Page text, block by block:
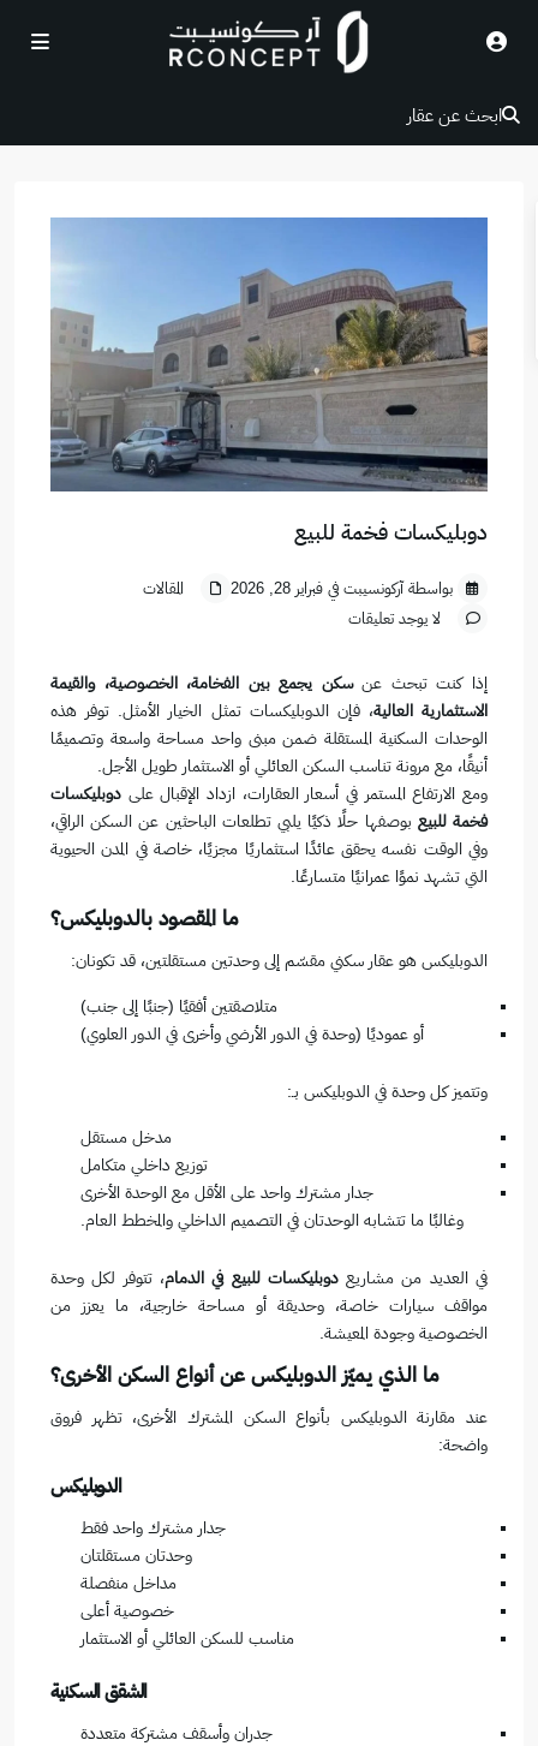
ابحث عن عقار
دوبليكسات فخمة للبيع
بواسطة آركونسيبت في فبراير 28, 2026
المقالات
لا يوجد تعليقات
إذا كنت تبحث عن سكن يجمع بين الفخامة، الخصوصية، والقيمة
الاستثمارية العالية، فإن الدوبليكسات تمثل الخيار الأمثل. توفر هذه
الوحدات السكنية المستقلة ضمن مبنى واحد مساحة واسعة وتصميمًا
أنيقًا، مع مرونة تناسب السكن العائلي أو الاستثمار طويل الأجل.
ومع الارتفاع المستمر في أسعار العقارات، ازداد الإقبال على دوبليكسات
فخمة للبيعبوصفها حلًا ذكيًا يلبي تطلعات الباحثين عن السكن الراقي،
وفي الوقت نفسه يحقق عائدًا استثماريًا مجزيًا، خاصة في المدن الحيوية
التي تشهد نموًا عمرانيًا متسارعًا.
ما المقصود بالدوبليكس؟
الدوبليكس هو عقار سكني مقسّم إلى وحدتين مستقلتين، قد تكونان:
متلاصقتين أفقيًا (جنبًا إلى جنب)
أو عموديًا (وحدة في الدور الأرضي وأخرى في الدور العلوي)
وتتميز كل وحدة في الدوبليكس بـ:
مدخل مستقل
توزيع داخلي متكامل
جدار مشترك واحد على الأقل مع الوحدة الأخرى
وغالبًا ما تتشابه الوحدتان في التصميم الداخلي والمخطط العام.
في العديد من مشاريع دوبليكسات للبيع في الدمام، تتوفر لكل وحدة
مواقف سيارات خاصة، وحديقة أو مساحة خارجية، ما يعزز من
الخصوصية وجودة المعيشة.
ما الذي يميّز الدوبليكس عن أنواع السكن الأخرى؟
عند مقارنة الدوبليكس بأنواع السكن المشترك الأخرى، تظهر فروق
واضحة:
الدوبليكس
جدار مشترك واحد فقط
وحدتان مستقلتان
مداخل منفصلة
خصوصية أعلى
مناسب للسكن العائلي أو الاستثمار
الشقق السكنية
جدران وأسقف مشتركة متعددة